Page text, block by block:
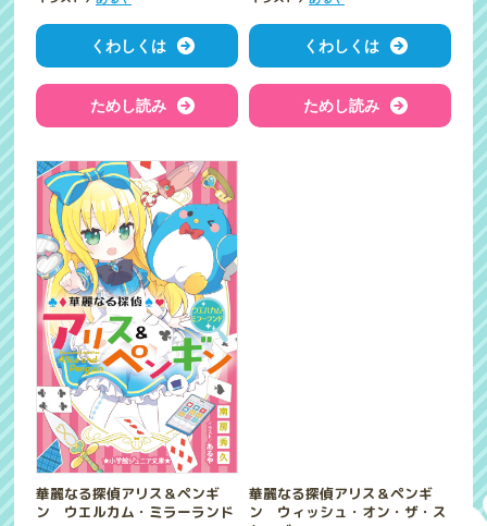
くわしくは
ためし読み
くわしくは
ためし読み
華麗なる探偵アリス＆ペンギ
ン ウエルカム・ミラーランド
華麗なる探偵アリス＆ペンギ
ン ウィッシュ・オン・ザ・ス